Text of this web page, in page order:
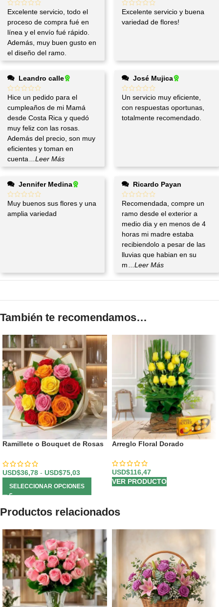
Excelente servicio, todo el
proceso de compra fué en
línea y el envío fué rápido.
Además, muy buen gusto en
el diseño del ramo.
Excelente servicio y buena
variedad de flores!
Leandro calle
Hice un pedido para el
cumpleaños de mi Mamá
desde Costa Rica y quedó
muy feliz con las rosas.
Además del precio, son muy
eficientes y toman en
cuenta
...Leer Más
José Mujica
Un servicio muy eficiente,
con respuestas oportunas,
totalmente recomendado.
Jennifer Medina
Muy buenos sus flores y una
amplia variedad
Ricardo Payan
Recomendada, compre un
ramo desde el exterior a
medio dia y en menos de 4
horas mi madre estaba
recibiendolo a pesar de las
lluvias que habian en su
m
...Leer Más
También te recomendamos…
Ramillete o Bouquet de Rosas
USD$36,78 - USD$75,03
SELECCIONAR OPCIONES
Arreglo Floral Dorado
USD$116,47
VER PRODUCTO
Productos relacionados